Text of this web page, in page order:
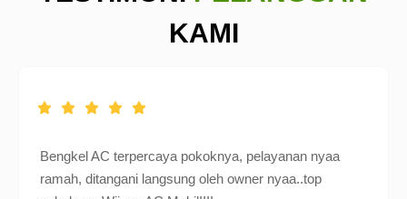
KAMI
Bengkel AC terpercaya pokoknya, pelayanan nyaa
ramah, ditangani langsung oleh owner nyaa..top